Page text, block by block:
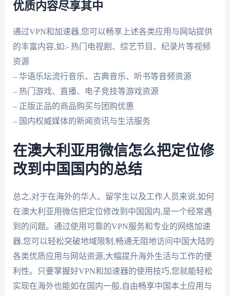
优质内容尽享其中
通过VPN和加速器,您可以畅享上述各类应用与网站提供
的丰富内容,如:- 热门电视剧、综艺节目、纪录片等视频
资源
– 华语乐坛流行音乐、古典音乐、听书等音频资源
– 热门游戏、直播、电子竞技等游戏资源
– 正版正品的商品购买与团购优惠
– 国内权威媒体的新闻资讯与生活服务
在澳大利亚用微信怎么把定位修
改到中国国内的总结
总之,对于在海外的华人、留学生以及工作人员来说,如何
在澳大利亚用微信把定位修改到中国国内,是一个经常遇
到的问题。通过使用可靠的VPN服务和专业的网络加速
器,您可以轻松突破地域限制,畅通无阻地访问中国大陆的
各类优质应用与网站资源,大幅提升海外生活与工作的便
利性。只要掌握好VPN和加速器的使用技巧,您就能轻松
实现在海外也能如在国内一般,自由畅享中国本土应用与